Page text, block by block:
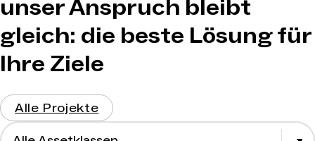
T+49 202 256299-0
Jetzt Kontakt
aufnehmen
unser Anspruch bleibt
gleich: die beste Lösung für
Ihre Ziele
Alle Projekte